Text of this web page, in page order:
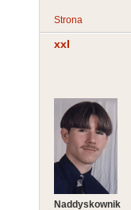
Strona
xxl
Naddyskownik